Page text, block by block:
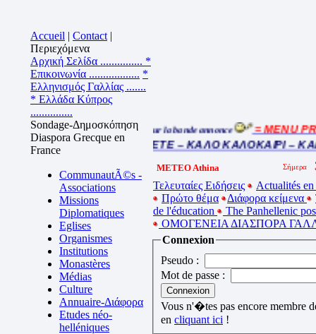
Accueil | Contact |
Περιεχόμενα
Αρχική Σελίδα ............... *
Επικοινωνία .................. *
Ελληνισμός Γαλλίας .......
* Ελλάδα Κύπρος
...............
Sondage-Δημοσκόπηση
Diaspora Grecque en
France
CommunautÃ©s -
Associations
Missions
Diplomatiques
Eglises
Organismes
Institutions
Monastères
Médias
Culture
Annuaire-Διάφορα
Etudes néo-
helléniques
Cliquez sur la bande annonce
= MENU
BEL ETE – ΚΑΛΟ ΚΑΛΟΚΑΙΡΙ –
METEO Athina
Τελευταίες Ειδήσεις
Actualités
Πρώτο θέμα
Διάφορα κείμενα
de l'éducation
The Panhellenic
ΟΜΟΓΕΝΕΙΑ ΔΙΑΣΠΟΡΑ
Connexion
Pseudo :
Mot de passe :
Vous n'�tes pas encore membre
en cliquant ici !